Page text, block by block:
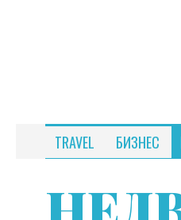
TRAVEL БИЗНЕС